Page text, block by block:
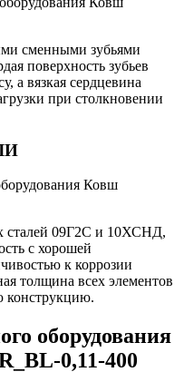
сменными зубьями
поверхность зубьев
а вязкая сердцевина
при столкновении
сталей 09Г2С и 10ХСНД,
с хорошей
к коррозии
толщина всех элементов
конструкцию.